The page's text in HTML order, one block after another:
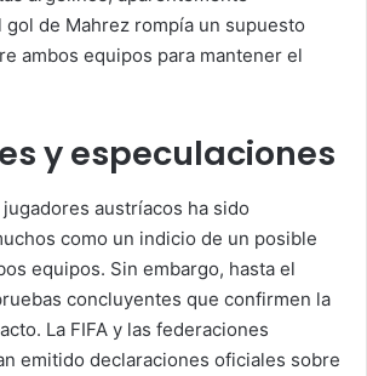
gol de Mahrez rompía un supuesto
ambos equipos para mantener el
y especulaciones
austríacos ha sido
como un indicio de un posible
equipos. Sin embargo, hasta el
concluyentes que confirmen la
La FIFA y las federaciones
emitido declaraciones oficiales sobre